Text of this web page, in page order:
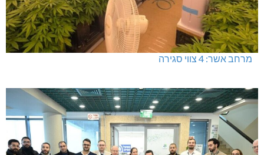
מרחב אשר: 4 צווי סגירה